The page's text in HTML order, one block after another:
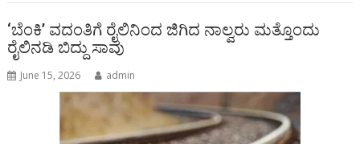
‘ಬೆಂಕಿ’ ವದಂತಿಗೆ ರೈಲಿನಿಂದ ಜಿಗಿದ ನಾಲ್ವರು ಮತ್ತೊಂದು
ರೈಲಿನಡಿ ಬಿದ್ದು ಸಾವು
June 15, 2026 admin